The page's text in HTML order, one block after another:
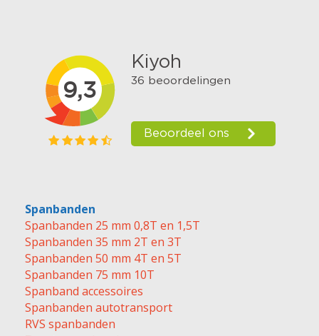
Spanbanden
Spanbanden 25 mm 0,8T en 1,5T
Spanbanden 35 mm 2T en 3T
Spanbanden 50 mm 4T en 5T
Spanbanden 75 mm 10T
Spanband accessoires
Spanbanden autotransport
RVS spanbanden